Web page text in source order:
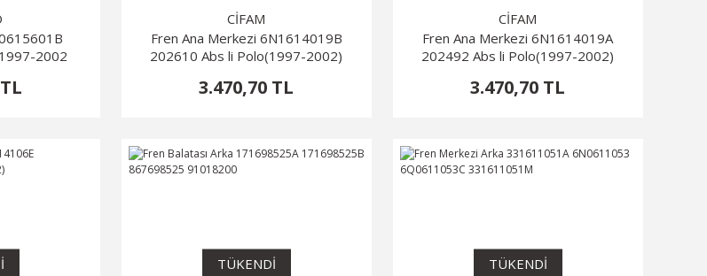
2002
CİFAM
Fren Ana Merkezi 6N1614019B
202610 Abs li Polo(1997-2002)
3.470,70 TL
CİFAM
Fren Ana Merkezi 6N1614019A
202492 Abs li Polo(1997-2002)
3.470,70 TL
TÜKENDİ TÜKENDİ